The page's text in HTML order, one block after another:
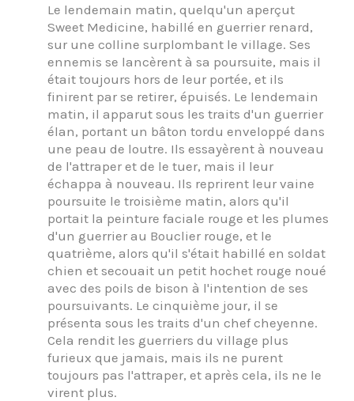
Le lendemain matin, quelqu'un aperçut
Sweet Medicine, habillé en guerrier renard,
sur une colline surplombant le village. Ses
ennemis se lancèrent à sa poursuite, mais il
était toujours hors de leur portée, et ils
finirent par se retirer, épuisés. Le lendemain
matin, il apparut sous les traits d'un guerrier
élan, portant un bâton tordu enveloppé dans
une peau de loutre. Ils essayèrent à nouveau
de l'attraper et de le tuer, mais il leur
échappa à nouveau. Ils reprirent leur vaine
poursuite le troisième matin, alors qu'il
portait la peinture faciale rouge et les plumes
d'un guerrier au Bouclier rouge, et le
quatrième, alors qu'il s'était habillé en soldat
chien et secouait un petit hochet rouge noué
avec des poils de bison à l'intention de ses
poursuivants. Le cinquième jour, il se
présenta sous les traits d'un chef cheyenne.
Cela rendit les guerriers du village plus
furieux que jamais, mais ils ne purent
toujours pas l'attraper, et après cela, ils ne le
virent plus.